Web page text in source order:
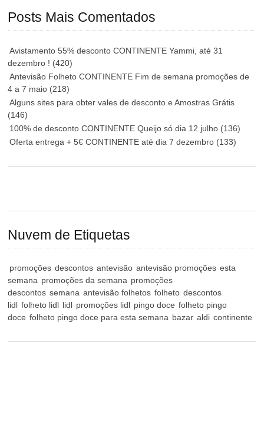
Posts Mais Comentados
Avistamento 55% desconto CONTINENTE Yammi, até 31
dezembro ! (420)
Antevisão Folheto CONTINENTE Fim de semana promoções de
4 a 7 maio (218)
Alguns sites para obter vales de desconto e Amostras Grátis
(146)
100% de desconto CONTINENTE Queijo só dia 12 julho (136)
Oferta entrega + 5€ CONTINENTE até dia 7 dezembro (133)
Nuvem de Etiquetas
promoções descontos antevisão antevisão promoções esta
semana promoções da semana promoções
descontos semana antevisão folhetos folheto descontos
lidl folheto lidl lidl promoções lidl pingo doce folheto pingo
doce folheto pingo doce para esta semana bazar aldi continente